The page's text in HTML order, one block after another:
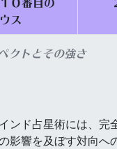
クトとその強さ
ス
ンド占星術には、完
影響を及ぼす対向へ